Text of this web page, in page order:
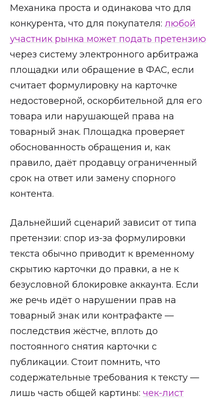
Механика проста и одинакова что для
конкурента, что для покупателя: любой
участник рынка может подать претензию
через систему электронного арбитража
площадки или обращение в ФАС, если
считает формулировку на карточке
недостоверной, оскорбительной для его
товара или нарушающей права на
товарный знак. Площадка проверяет
обоснованность обращения и, как
правило, даёт продавцу ограниченный
срок на ответ или замену спорного
контента.
Дальнейший сценарий зависит от типа
претензии: спор из-за формулировки
текста обычно приводит к временному
скрытию карточки до правки, а не к
безусловной блокировке аккаунта. Если
же речь идёт о нарушении прав на
товарный знак или контрафакте —
последствия жёстче, вплоть до
постоянного снятия карточки с
публикации. Стоит помнить, что
содержательные требования к тексту —
лишь часть общей картины: чек-лист